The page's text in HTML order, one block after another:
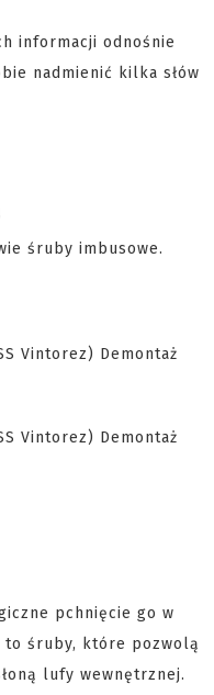
informacji odnośnie
nadmienić kilka słów
śruby imbusowe.
pchnięcie go w
to śruby, które pozwolą
lufy wewnętrznej.